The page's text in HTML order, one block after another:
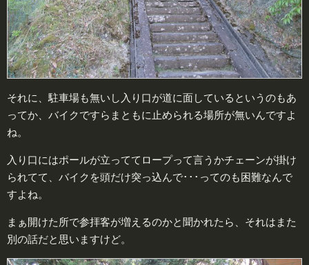
それに、駐車場も無いし入り口が道に面しているというのもあ
ってか、バイクですらまともに止められる場所が無いんですよ
ね。
入り口にはポールが立っててロープって言うかチェーンが掛け
られてて、バイクを頭だけ突っ込んで･･･ってのも困難なんで
すよね。
まぁ開けた所で参拝客が増えるのかと聞かれたら、それはまた
別の話だと思いますけど。